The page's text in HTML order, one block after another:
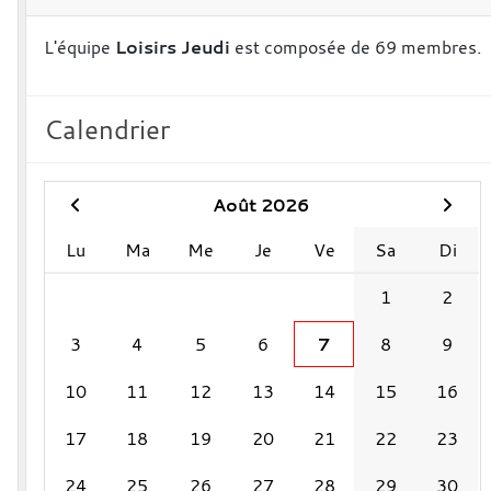
L'équipe Loisirs Jeudi est composée de 69 membres.
Calendrier
Août 2026
Lu
Ma Me Je Ve Sa
Di
1
2
3
4 5 6 7 8
9
10
11 12 13 14 15
16
17
18 19 20 21 22
23
24
25 26 27 28 29 30